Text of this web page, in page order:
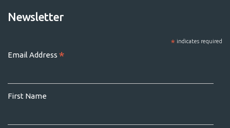
Newsletter
* indicates required
Email Address *
First Name